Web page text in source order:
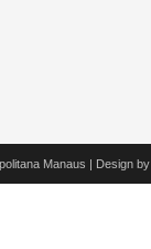
Manaus | Design by